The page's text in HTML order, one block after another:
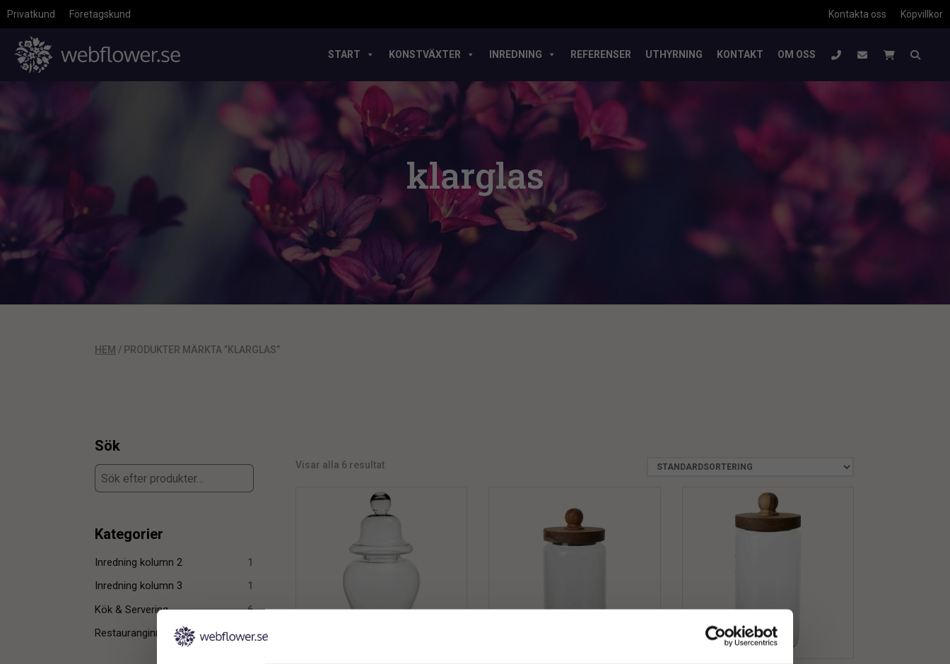
Privatkund Företagskund Köpvillkor
Kontakta oss
START KONSTVÄXTER INREDNING REFERENSER UTHYRNING KONTAKT OM OSS
klarglas
HEM / PRODUKTER MÄRKTA ”KLARGLAS”
Sök
Kategorier
Inredning kolumn 2
1
Inredning kolumn 3
1
Kök & Servering
6
Restauranginredning
6
Visar alla 6 resultat